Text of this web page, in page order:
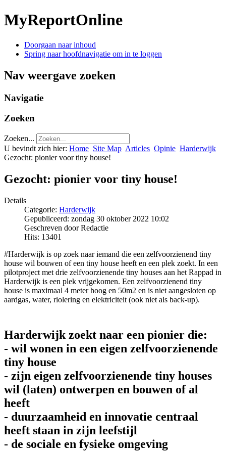
MyReportOnline
Doorgaan naar inhoud
Spring naar hoofdnavigatie om in te loggen
Nav weergave zoeken
Navigatie
Zoeken
Zoeken...
U bevindt zich hier: Home Site Map Articles Opinie Harderwijk
Gezocht: pionier voor tiny house!
Gezocht: pionier voor tiny house!
Details
Categorie: Harderwijk
Gepubliceerd: zondag 30 oktober 2022 10:02
Geschreven door Redactie
Hits: 13401
#Harderwijk is op zoek naar iemand die een zelfvoorzienend tiny
house wil bouwen of een tiny house heeft en een plek zoekt. In een
pilotproject met drie zelfvoorzienende tiny houses aan het Rappad in
Harderwijk is een plek vrijgekomen. Een zelfvoorzienend tiny
house is maximaal 4 meter hoog en 50m2 en is niet aangesloten op
aardgas, water, riolering en elektriciteit (ook niet als back-up).
Harderwijk zoekt naar een pionier die:
- wil wonen in een eigen zelfvoorzienende
tiny house
- zijn eigen zelfvoorzienende tiny houses
wil (laten) ontwerpen en bouwen of al
heeft
- duurzaamheid en innovatie centraal
heeft staan in zijn leefstijl
- de sociale en fysieke omgeving